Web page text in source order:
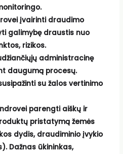
įvairinti draudimo
galimybę draustis nuo
rizikos.
administracinę
daugumą procesų.
su žalos vertinimo
parengti aiškų ir
pristatymą žemės
dydis, draudiminio įvykio
Dažnas ūkininkas,